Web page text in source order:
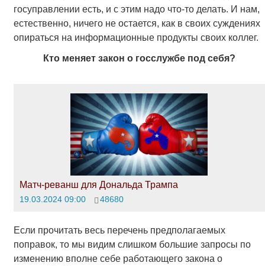
госуправлении есть, и с этим надо что-то делать. И нам,
естественно, ничего не остается, как в своих суждениях
опираться на информационные продукты своих коллег.
Кто меняет закон о госслужбе под себя?
Матч-реванш для Дональда Трампа
19.03.2024 09:00 48680
Если прочитать весь перечень предполагаемых
поправок, то мы видим слишком большие запросы по
изменению вполне себе работающего закона о